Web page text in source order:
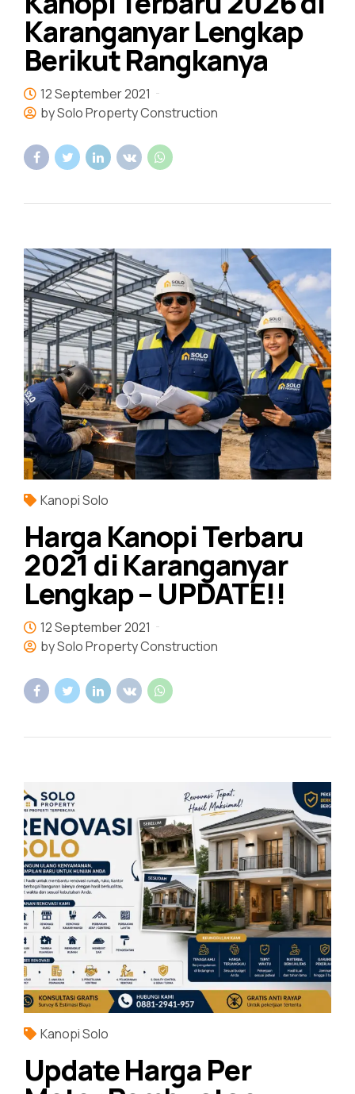
Karanganyar Lengkap
Berikut Rangkanya
12 September 2021
by Solo Property Construction
Kanopi Solo
Harga Kanopi Terbaru
2021 di Karanganyar
Lengkap – UPDATE!!
12 September 2021
by Solo Property Construction
Kanopi Solo
Update Harga Per